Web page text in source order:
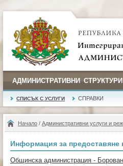
АДМИНИСТРАТИВНИ
СПИСЪК С УСЛУГИ СПРАВКИ
Начало / Административни услуги и
Информация за предоставяне
Общинска администрация -